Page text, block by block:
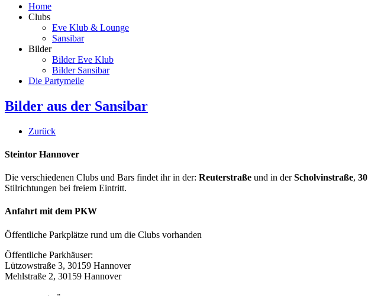
Home
Clubs
Eve Klub & Lounge
Sansibar
Bilder
Bilder Eve Klub
Bilder Sansibar
Die Partymeile
Bilder aus der Sansibar
Zurück
Steintor Hannover
Die verschiedenen Clubs und Bars findet ihr in der: Reuterstraße und in derScholvinstraße,
Stilrichtungen bei freiem Eintritt.
Anfahrt mit dem PKW
Öffentliche Parkplätze rund um die Clubs vorhanden
Öffentliche Parkhäuser:
Lützowstraße 3, 30159 Hannover
Mehlstraße 2, 30159 Hannover